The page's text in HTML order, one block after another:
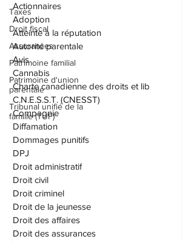
Taxes
Droit fiscal
Assurances
Patrimoine familial
Patrimoine d'union
parentale
Tribunal unifié de la
famille (TUF)
Toutes les publications
Actionnaires
Adoption
Atteinte à la réputation
Autorité parentale
Avis
Cannabis
Charte canadienne des droits et lib
C.N.E.S.S.T. (CNESST)
Compagnie
Diffamation
Dommages punitifs
DPJ
Droit administratif
Droit civil
Droit criminel
Droit de la jeunesse
Droit des affaires